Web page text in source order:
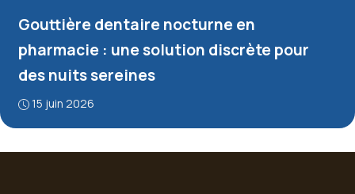
Gouttière dentaire nocturne en
pharmacie : une solution discrète pour
des nuits sereines
15 juin 2026